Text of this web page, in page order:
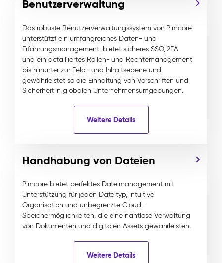
Benutzerverwaltung
Das robuste Benutzerverwaltungssystem von Pimcore
unterstützt ein umfangreiches Daten- und
Erfahrungsmanagement, bietet sicheres SSO, 2FA
und ein detailliertes Rollen- und Rechtemanagement
bis hinunter zur Feld- und Inhaltsebene und
gewährleistet so die Einhaltung von Vorschriften und
Sicherheit in globalen Unternehmensumgebungen.
Weitere Details
Handhabung von Dateien
Pimcore bietet perfektes Dateimanagement mit
Unterstützung für jeden Dateityp, intuitive
Organisation und unbegrenzte Cloud-
Speichermöglichkeiten, die eine nahtlose Verwaltung
von Dokumenten und digitalen Assets gewährleisten.
Weitere Details